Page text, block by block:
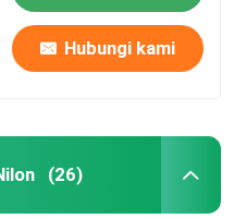
Hubungi kami
(26)